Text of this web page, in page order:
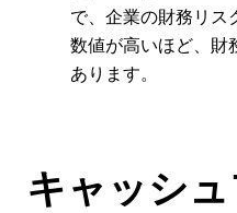
で、企業の財務リス
数値が高いほど、財
あります。
キャッシ